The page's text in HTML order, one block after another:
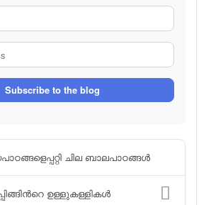
Subscribe to the blog
ചില ബാലപാഠങ്ങള്‍
ഉള്ളുകള്ളികള്‍